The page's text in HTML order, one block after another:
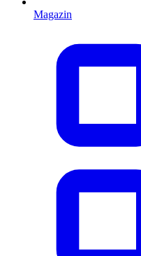
Magazin